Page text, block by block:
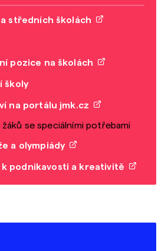
středních školách
pozice na školách
školy
na portálu jmk.cz
se speciálními potřebami
a olympiády
k podnikavosti a kreativitě